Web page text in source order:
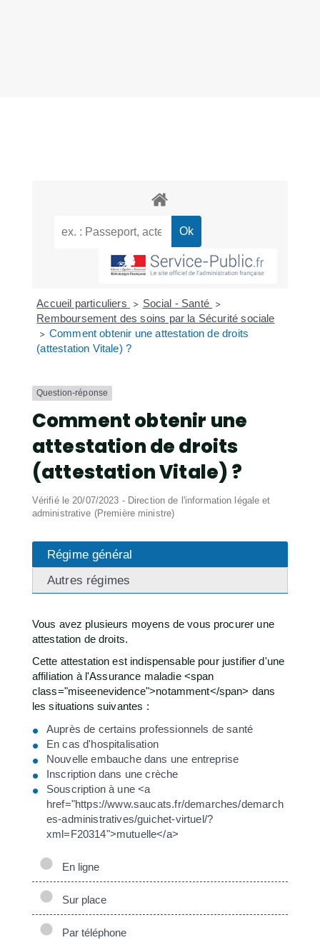
Accueil particuliers > Social - Santé >
Remboursement des soins par la Sécurité sociale
> Comment obtenir une attestation de droits
(attestation Vitale) ?
Question-réponse
Comment obtenir une
attestation de droits
(attestation Vitale) ?
Vérifié le 20/07/2023 - Direction de l'information légale et
administrative (Première ministre)
Régime général
Autres régimes
Vous avez plusieurs moyens de vous procurer une
attestation de droits.
Cette attestation est indispensable pour justifier d'une
affiliation à l'Assurance maladie <span
class="miseenevidence">notamment</span> dans
les situations suivantes :
Auprès de certains professionnels de santé
En cas d'hospitalisation
Nouvelle embauche dans une entreprise
Inscription dans une crèche
Souscription à une <a
href="https://www.saucats.fr/demarches/demarch
es-administratives/guichet-virtuel/?
xml=F20314">mutuelle</a>
En ligne
Sur place
Par téléphone